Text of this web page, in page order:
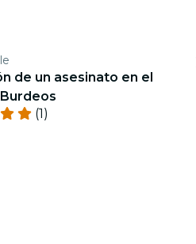
de un asesinato en el
(1)